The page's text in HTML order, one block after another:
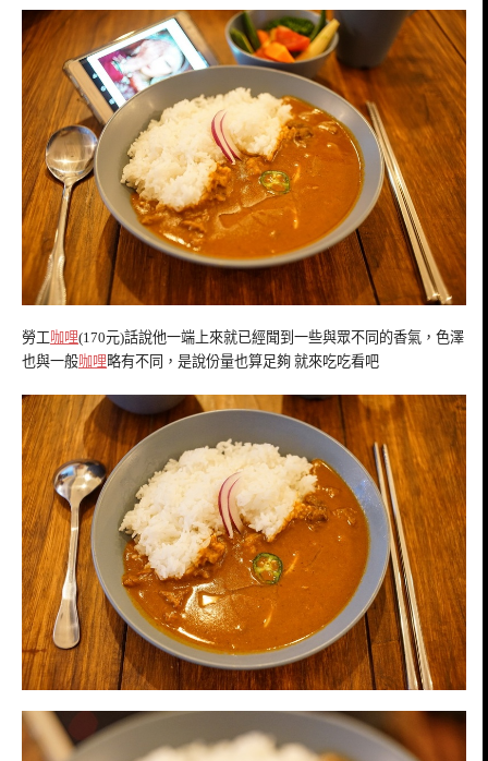
勞工咖哩(170元)話說他一端上來就已經聞到一些與眾不同的香氣，色澤
也與一般咖哩略有不同，是說份量也算足夠 就來吃吃看吧